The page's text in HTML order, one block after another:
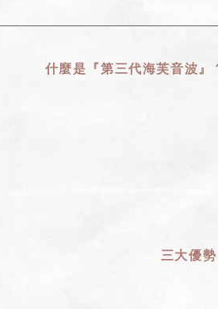
什麼是『第三代海芙音波』
三大優勢